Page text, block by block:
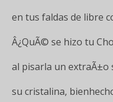
en tus faldas de libre
Â¿QuÃ© se hizo tu
al pisarla un extraÃ±o
su cristalina,